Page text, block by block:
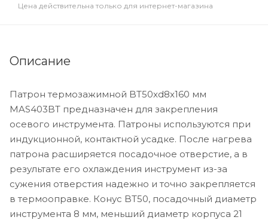
Цена действительна только для интернет-магазина
Описание
Патрон термозажимной BT50xd8x160 мм
MAS403BT предназначен для закрепления
осевого инструмента. Патроны используются при
индукционной, контактной усадке. После нагрева
патрона расширяется посадочное отверстие, а в
результате его охлаждения инструмент из-за
сужения отверстия надежно и точно закрепляется
в термооправке. Конус BT50, посадочный диаметр
инструмента 8 мм, меньший диаметр корпуса 21